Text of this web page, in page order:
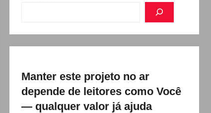
Manter este projeto no ar
depende de leitores como Você
— qualquer valor já ajuda